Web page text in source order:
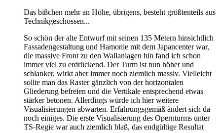
Das bißchen mehr an Höhe, übrigens, besteht größtenteils aus
Technikgeschossen...
So schön der alte Entwurf mit seinen 135 Metern hinsichtlich
Fassadengestaltung und Hamonie mit dem Japancenter war,
die massive Front zu den Wallanlagen hin fand ich schon
immer viel zu erdrückend. Der Turm ist nun höher und
schlanker, wirkt aber immer noch ziemlich massiv. Vielleicht
sollte man das Raster gänzlich von der horizontalen
Gliederung befreien und die Vertikale entsprechend etwas
stärker betonen. Allerdings würde ich hier weitere
Visualisierungen abwarten. Erfahrungsgemäß ändert sich da
noch einiges. Die erste Visualisierung des Opernturms unter
TS-Regie war auch ziemlich blaß, das endgültige Resultat